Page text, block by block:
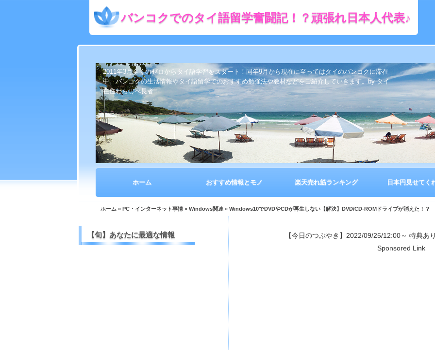
バンコクでのタイ語留学奮闘記！？頑張れ日本人代表♪
2011年3月全くのゼロからタイ語学習をスタート！同年9月から現在に至ってはタイのバンコクに滞在
中。バンコクの生活情報やタイ語留学でのおすすめ勉強法や教材などをご紹介していきます。by タイ
在住わらしべ長者
ホーム おすすめ情報とモノ 楽天売れ筋ランキング 日本円見せてく
ホーム » PC・インターネット事情 » Windows関連 » Windows10でDVDやCDが再生しない【解決】DVD/CD-ROMドライブが消えた！？
【今日のつぶやき】2022/09/25/12:00～ 特典あり⇒ 【1500
Sponsored Link
【旬】あなたに最適な情報